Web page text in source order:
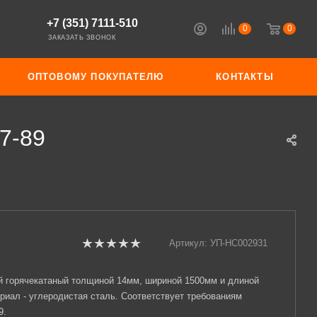
0 0
+7 (351) 7111-510
ЗАКАЗАТЬ ЗВОНОК
ОПТОВОМУ ПОКУПАТЕЛЮ КОНТАКТЫ
89
Артикул: УП-НС002931
горячекатаный толщиной 14мм, шириной 1500мм и длиной
- углеродистая сталь. Соответствует требованиям